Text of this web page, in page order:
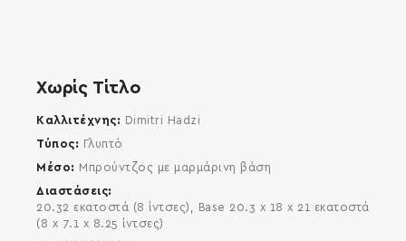
Χωρίς Τίτλο
Καλλιτέχνης
Dimitri Hadzi
Τύπος
Γλυπτό
Μέσο
Μπρούντζος με μαρμάρινη βάση
Διαστάσεις
20.32 εκατοστά (8 ίντσες), Base 20.3 x 18 x 21 εκατοστά
(8 x 7.1 x 8.25 ίντσες)